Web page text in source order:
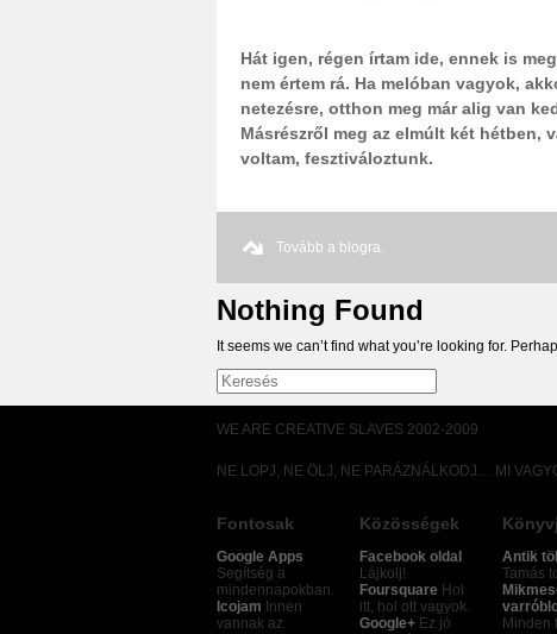
Hát igen, régen írtam ide, ennek is
nem értem rá. Ha melóban vagyok,
netezésre, otthon meg már alig van
Másrészről meg az elmúlt két hétben,
voltam, fesztiváloztunk.
Tovább a blogra.
Nothing Found
It seems we can’t find what you’re looking for.
WE ARE CREATIVE SLAVES 2002-2009
NE LOPJ, NE ÖLJ, NE PARÁZNÁLKODJ… MI
Fontosak
Google Apps
Segítség a
mindennapokban.
Icojam Innen
vannak az
Közösségek
Facebook oldal
Lájkolj!
Foursquare Hol
itt, hol ott vagyok.
Google+ Ez jó
Antik
Tamás
Minden